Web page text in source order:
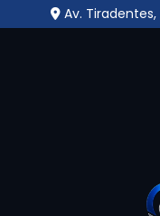
Av.